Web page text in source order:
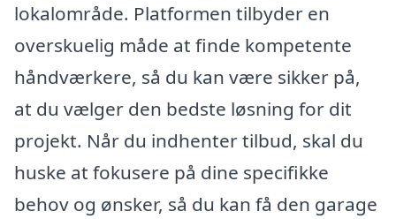
lokalområde. Platformen tilbyder en
overskuelig måde at finde kompetente
håndværkere, så du kan være sikker på,
at du vælger den bedste løsning for dit
projekt. Når du indhenter tilbud, skal du
huske at fokusere på dine specifikke
behov og ønsker, så du kan få den garage